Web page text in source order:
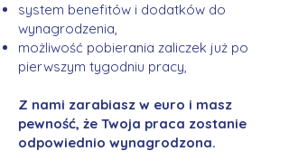
system benefitów i dodatków do
wynagrodzenia,
możliwość pobierania zaliczek już po
pierwszym tygodniu pracy,
Z nami zarabiasz w euro i masz
pewność, że Twoja praca zostanie
odpowiednio wynagrodzona.